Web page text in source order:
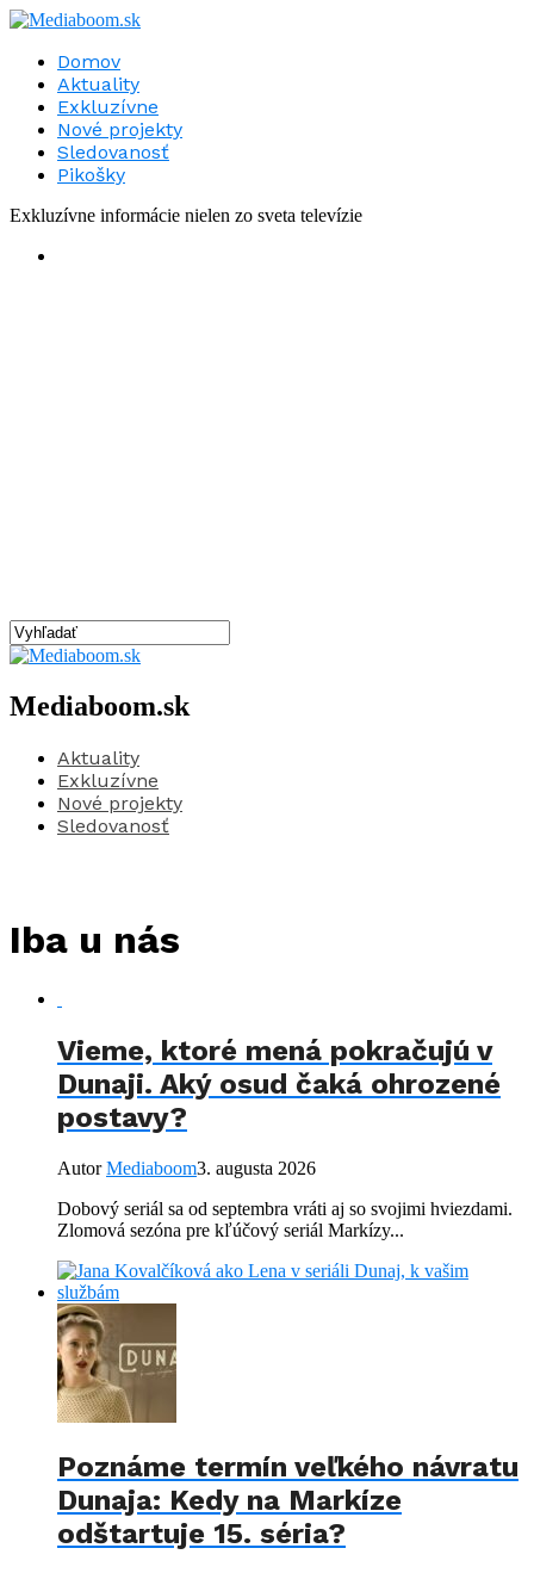
Domov
Aktuality
Exkluzívne
Nové projekty
Sledovanosť
Pikošky
Exkluzívne informácie nielen zo sveta televízie
Mediaboom.sk
Aktuality
Exkluzívne
Nové projekty
Sledovanosť
Iba u nás
Vieme, ktoré mená pokračujú v
Dunaji. Aký osud čaká ohrozené
postavy?
AutorMediaboom3. augusta 2026
Dobový seriál sa od septembra vráti aj so svojimi hviezdami.
Zlomová sezóna pre kľúčový seriál Markízy...
Poznáme termín veľkého návratu
Dunaja: Kedy na Markíze
odštartuje 15. séria?